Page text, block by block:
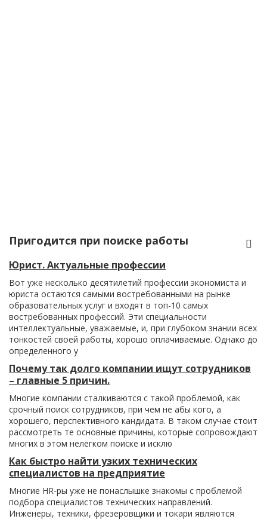
Пригодится при поиске работы
Юрист. Актуальные профессии
Вот уже несколько десятилетий профессии экономиста и
юриста остаются самыми востребованными на рынке
образовательных услуг и входят в топ-10 самых
востребованных профессий. Эти специальности
интеллектуальные, уважаемые, и, при глубоком знании всех
тонкостей своей работы, хорошо оплачиваемые. Однако до
определенного у
Почему так долго компании ищут сотрудников
– главные 5 причин.
Многие компании сталкиваются с такой проблемой, как
срочный поиск сотрудников, при чем не абы кого, а
хорошего, перспективного кандидата. В таком случае стоит
рассмотреть те основные причины, которые сопровождают
многих в этом нелегком поиске и исклю
Как быстро найти узких технических
специалистов на предприятие
Многие HR-ры уже не понаслышке знакомы с проблемой
подбора специалистов технических направлений.
Инженеры, техники, фрезеровщики и токари являются